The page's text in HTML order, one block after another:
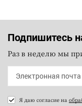
Подпишитесь
Раз в неделю мы
Я даю согласие на